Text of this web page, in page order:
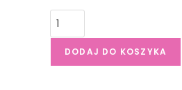
DODAJ DO KOSZYKA